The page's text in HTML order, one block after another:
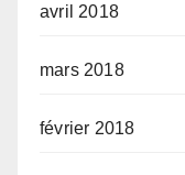
avril 2018
mars 2018
février 2018